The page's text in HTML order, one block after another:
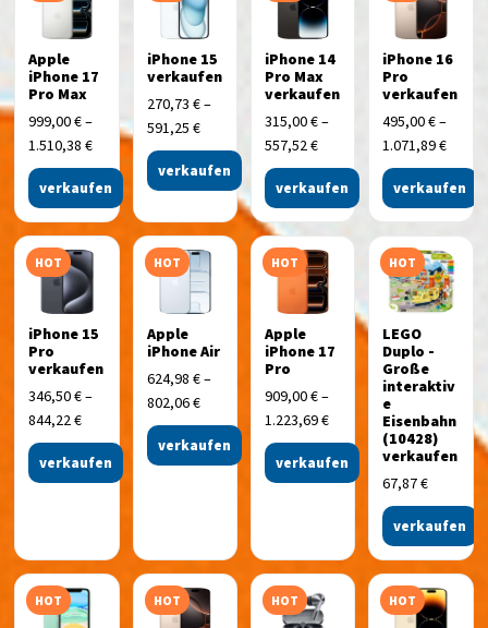
Apple
iPhone 17
Pro Max
999,00€–
1.510,38€
verkaufen
iPhone 15
verkaufen
270,73 €–
591,25 €
verkaufen
iPhone 14
Pro Max
verkaufen
315,00€–
557,52€
verkaufen
iPhone 16
Pro
verkaufen
495,00€–
1.071,89€
verkaufen
HOT
iPhone 15
Pro
verkaufen
346,50€–
844,22€
verkaufen
HOT
Apple
iPhone Air
624,98 €–
802,06€
verkaufen
HOT
Apple
iPhone 17
Pro
909,00€–
1.223,69€
verkaufen
HOT
LEGO
Duplo -
Große
interaktiv
e
Eisenbahn
(10428)
verkaufen
67,87€
verkaufen
HOT HOT HOT HOT